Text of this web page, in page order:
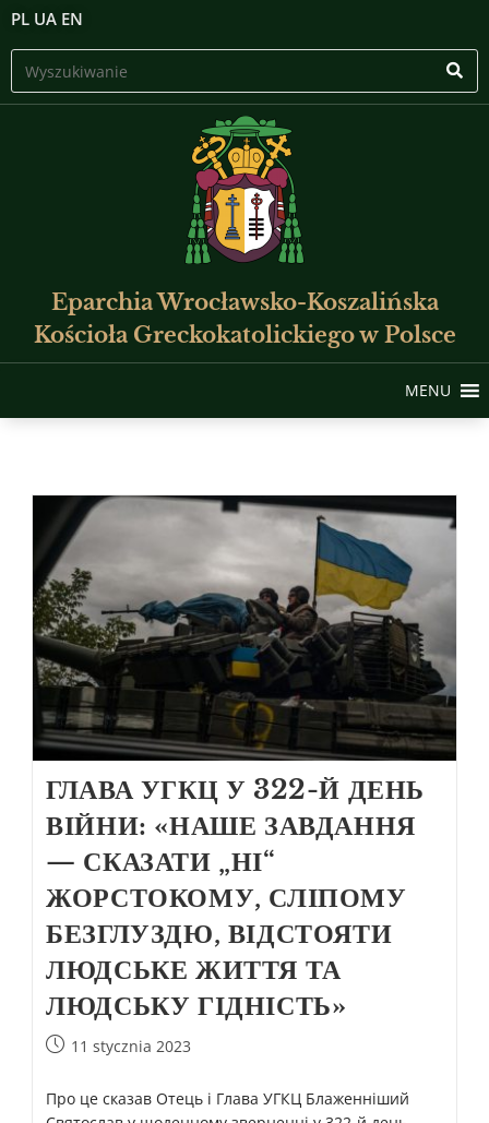
PL UA EN
Eparchia Wrocławsko-Koszalińska
Kościoła Greckokatolickiego w Polsce
MENU
ГЛАВА УГКЦ У 322-Й ДЕНЬ
ВІЙНИ: «НАШЕ ЗАВДАННЯ
— СКАЗАТИ „НІ“
ЖОРСТОКОМУ, СЛІПОМУ
БЕЗГЛУЗДЮ, ВІДСТОЯТИ
ЛЮДСЬКЕ ЖИТТЯ ТА
ЛЮДСЬКУ ГІДНІСТЬ»
11 stycznia 2023
Про це сказав Отець і Глава УГКЦ Блаженніший